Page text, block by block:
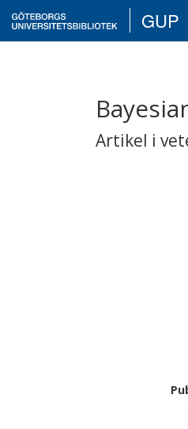
GUP
Artikel i